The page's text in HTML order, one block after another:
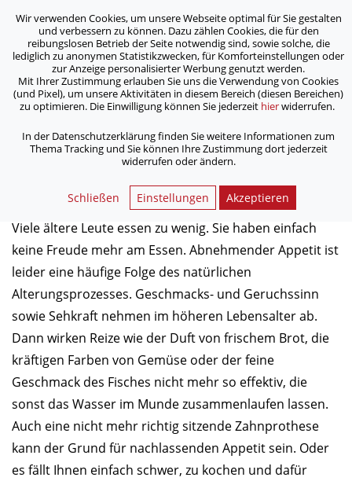
ASB Bonn/Rhein-Sieg/Eifel e.V.
bewegt Menschen
Home / Archiv / Wieder Lust am Essen: Das macht Appetit
Wieder Lust am Essen: Das
macht Appetit
Viele ältere Leute essen zu wenig. Sie haben einfach
keine Freude mehr am Essen. Abnehmender Appetit ist
leider eine häufige Folge des natürlichen
Alterungsprozesses. Geschmacks- und Geruchssinn
sowie Sehkraft nehmen im höheren Lebensalter ab.
Dann wirken Reize wie der Duft von frischem Brot, die
kräftigen Farben von Gemüse oder der feine
Geschmack des Fisches nicht mehr so effektiv, die
sonst das Wasser im Munde zusammenlaufen lassen.
Auch eine nicht mehr richtig sitzende Zahnprothese
kann der Grund für nachlassenden Appetit sein. Oder
es fällt Ihnen einfach schwer, zu kochen und dafür
Wir verwenden Cookies, um unsere Webseite optimal für Sie gestalten
und verbessern zu können. Dazu zählen Cookies, die für den
reibungslosen Betrieb der Seite notwendig sind, sowie solche, die
lediglich zu anonymen Statistikzwecken, für Komforteinstellungen oder
zur Anzeige personalisierter Werbung genutzt werden.
Mit Ihrer Zustimmung erlauben Sie uns die Verwendung von Cookies
(und Pixel), um unsere Aktivitäten in diesem Bereich (diesen Bereichen)
zu optimieren. Die Einwilligung können Sie jederzeit hierwiderrufen.
In der Datenschutzerklärung finden Sie weitere Informationen zum
Thema Tracking und Sie können Ihre Zustimmung dort jederzeit
widerrufen oder ändern.
Schließen Einstellungen Akzeptieren